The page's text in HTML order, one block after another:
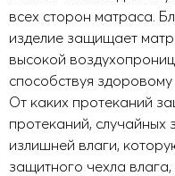
всех сторон матраса.
изделие защищает
высокой
способствуя здоровому
От каких протеканий
протеканий, случайных
излишней влаги,
защитного чехла